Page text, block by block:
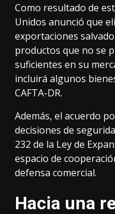
Como resultado de
Unidos anunció que
exportaciones
productos que no se
suficientes en su
incluirá algunos
CAFTA-DR.
Además, el acuerdo
decisiones de
232 de la Ley de
espacio de
defensa comercial.
Hacia una